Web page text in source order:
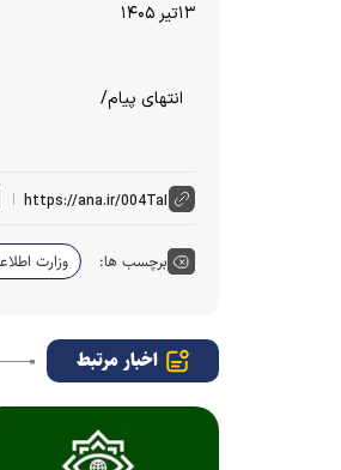
۱۳تیر ۱۴۰۵
انتهای پیام/
برچسب ها: وزارت
اخبار مرتبط